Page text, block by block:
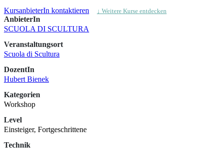
KursanbieterIn kontaktieren ↓ Weitere Kurse entdecken
AnbieterIn
SCUOLA DI SCULTURA
Veranstaltungsort
Scuola di Scultura
DozentIn
Hubert Bienek
Kategorien
Workshop
Level
Einsteiger, Fortgeschrittene
Technik